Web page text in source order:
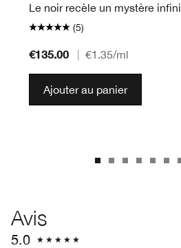
Le noir recèle un mystère infini.
(5)
€135.00 €1.35/ml
Ajouter au panier
Avis
5.0